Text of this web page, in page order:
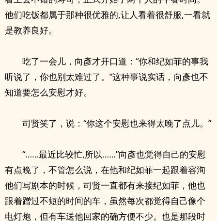
他们吃饭都属于那种很优雅的,让人看着很舒服,一看就
是教养良好。
吃了一会儿，向彥才开口道：“你和纪如菲的事我
听说了，你也别太难过了。”这种事说实话，向彥也不
知道要怎么安慰才好。
司贤笑了，说：“你这个安慰也来得太晚了点儿。”
“……最近比较忙,所以……”向彥也觉得自己的安慰
有点晚了，不管怎么说，在他和纪如菲一起跟着容洵
他们写剧本的时候，司贤一直都有来接纪如菲，他也
跟着蹭过不短的时间的车，虽然每次都觉得自己像个
电灯炮，但有车送他回家的确方便不少。也是那段时